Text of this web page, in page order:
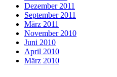
Dezember 2011
September 2011
März 2011
November 2010
Juni 2010
April 2010
März 2010